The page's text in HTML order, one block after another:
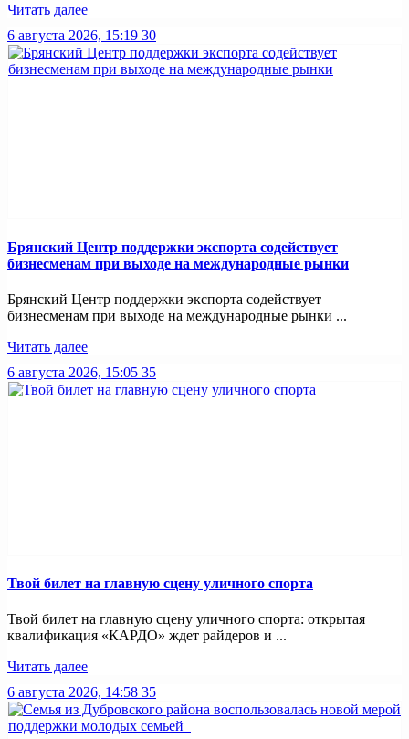
Читать далее
6 августа 2026, 15:19 30
Брянский Центр поддержки экспорта содействует
бизнесменам при выходе на международные рынки
Брянский Центр поддержки экспорта содействует
бизнесменам при выходе на международные рынки ...
Читать далее
6 августа 2026, 15:05 35
Твой билет на главную сцену уличного спорта
Твой билет на главную сцену уличного спорта: открытая
квалификация «КАРДО» ждет райдеров и ...
Читать далее
6 августа 2026, 14:58 35